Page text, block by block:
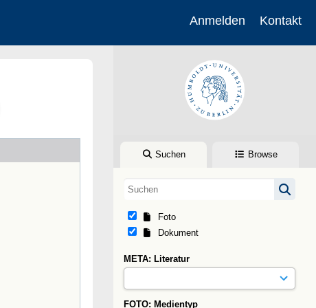
Anmelden Kontakt
Suchen Browse
Foto
Dokument
META: Literatur
FOTO: Medientyp